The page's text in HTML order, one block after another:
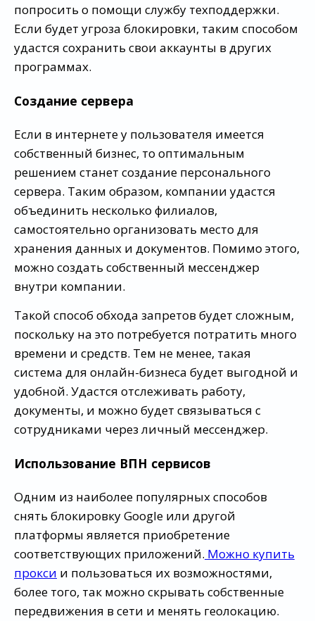
попросить о помощи службу техподдержки.
Если будет угроза блокировки, таким способом
удастся сохранить свои аккаунты в других
программах.
Создание сервера
Если в интернете у пользователя имеется
собственный бизнес, то оптимальным
решением станет создание персонального
сервера. Таким образом, компании удастся
объединить несколько филиалов,
самостоятельно организовать место для
хранения данных и документов. Помимо этого,
можно создать собственный мессенджер
внутри компании.
Такой способ обхода запретов будет сложным,
поскольку на это потребуется потратить много
времени и средств. Тем не менее, такая
система для онлайн-бизнеса будет выгодной и
удобной. Удастся отслеживать работу,
документы, и можно будет связываться с
сотрудниками через личный мессенджер.
Использование ВПН сервисов
Одним из наиболее популярных способов
снять блокировку Google или другой
платформы является приобретение
соответствующих приложений. Можно купить
прокси и пользоваться их возможностями,
более того, так можно скрывать собственные
передвижения в сети и менять геолокацию.